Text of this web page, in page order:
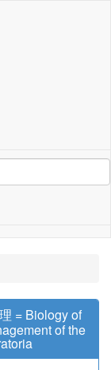
= Biology of
of the